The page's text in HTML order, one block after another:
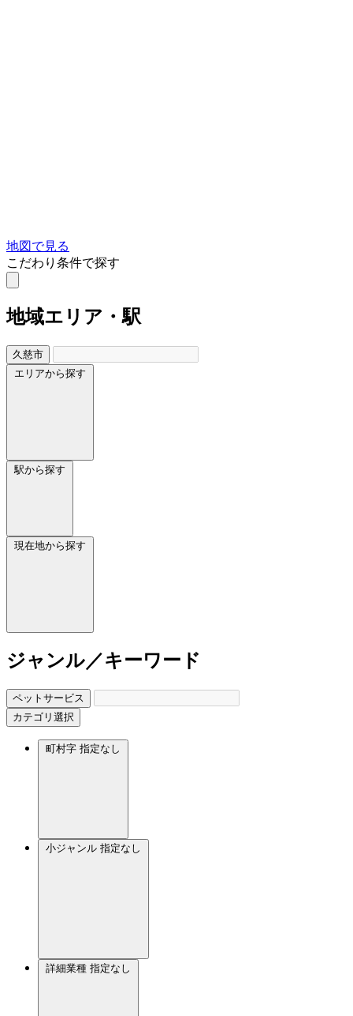
地図で見る
こだわり条件で探す
地域エリア・駅
久慈市
エリアから探す
駅から探す
現在地から探す
ジャンル／キーワード
ペットサービス
カテゴリ選択
町村字 指定なし
小ジャンル 指定なし
詳細業種 指定なし